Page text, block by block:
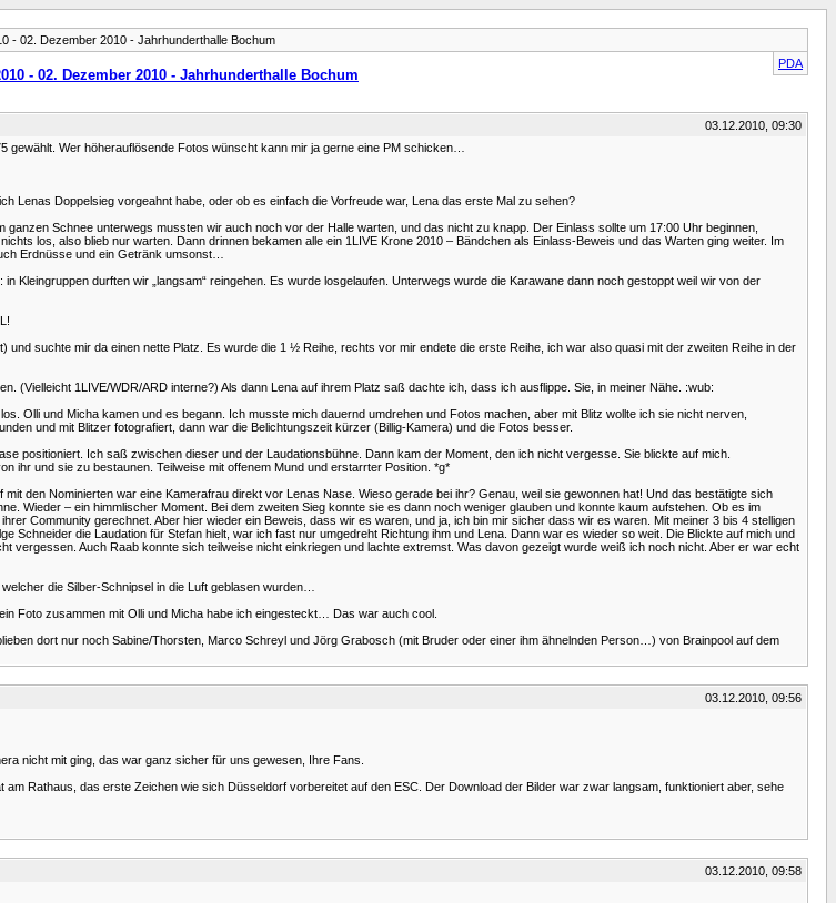
- 02. Dezember 2010 - Jahrhunderthalle Bochum
PDA
- 02. Dezember 2010 - Jahrhunderthalle Bochum
03.12.2010, 09:30
gewählt. Wer höherauflösende Fotos wünscht kann mir ja gerne eine PM schicken…
Doppelsieg vorgeahnt habe, oder ob es einfach die Vorfreude war, Lena das erste Mal zu sehen?
Schnee unterwegs mussten wir auch noch vor der Halle warten, und das nicht zu knapp. Der Einlass sollte um 17:00 Uhr beginnen,
los, also blieb nur warten. Dann drinnen bekamen alle ein 1LIVE Krone 2010 – Bändchen als Einlass-Beweis und das Warten ging weiter. Im
Erdnüsse und ein Getränk umsonst…
durften wir „langsam“ reingehen. Es wurde losgelaufen. Unterwegs wurde die Karawane dann noch gestoppt weil wir von der
suchte mir da einen nette Platz. Es wurde die 1 ½ Reihe, rechts vor mir endete die erste Reihe, ich war also quasi mit der zweiten Reihe in der
1LIVE/WDR/ARD interne?) Als dann Lena auf ihrem Platz saß dachte ich, dass ich ausflippe. Sie, in meiner Nähe. :wub:
Olli und Micha kamen und es begann. Ich musste mich dauernd umdrehen und Fotos machen, aber mit Blitz wollte ich sie nicht nerven,
und mit Blitzer fotografiert, dann war die Belichtungszeit kürzer (Billig-Kamera) und die Fotos besser.
positioniert. Ich saß zwischen dieser und der Laudationsbühne. Dann kam der Moment, den ich nicht vergesse. Sie blickte auf mich.
ihr und sie zu bestaunen. Teilweise mit offenem Mund und erstarrter Position. *g*
den Nominierten war eine Kamerafrau direkt vor Lenas Nase. Wieso gerade bei ihr? Genau, weil sie gewonnen hat! Und das bestätigte sich
Wieder – ein himmlischer Moment. Bei dem zweiten Sieg konnte sie es dann noch weniger glauben und konnte kaum aufstehen. Ob es im
Community gerechnet. Aber hier wieder ein Beweis, dass wir es waren, und ja, ich bin mir sicher dass wir es waren. Mit meiner 3 bis 4 stelligen
Schneider die Laudation für Stefan hielt, war ich fast nur umgedreht Richtung ihm und Lena. Dann war es wieder so weit. Die Blickte auf mich und
Auch Raab konnte sich teilweise nicht einkriegen und lachte extremst. Was davon gezeigt wurde weiß ich noch nicht. Aber er war echt
die Silber-Schnipsel in die Luft geblasen wurden…
Foto zusammen mit Olli und Micha habe ich eingesteckt… Das war auch cool.
dort nur noch Sabine/Thorsten, Marco Schreyl und Jörg Grabosch (mit Bruder oder einer ihm ähnelnden Person…) von Brainpool auf dem
03.12.2010, 09:56
nicht mit ging, das war ganz sicher für uns gewesen, Ihre Fans.
Rathaus, das erste Zeichen wie sich Düsseldorf vorbereitet auf den ESC. Der Download der Bilder war zwar langsam, funktioniert aber, sehe
03.12.2010, 09:58